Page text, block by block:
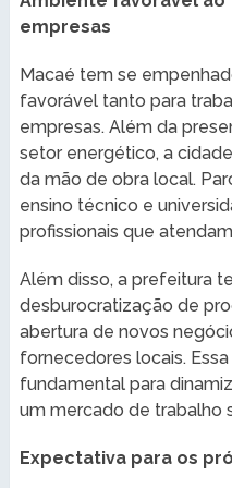
empresas
Macaé tem se
favorável tanto para
empresas. Além da
setor energético, a
da mão de obra local.
ensino técnico e
profissionais que
Além disso, a prefeitura
desburocratização de
abertura de novos
fornecedores locais.
fundamental para
um mercado de trabalho
Expectativa para os